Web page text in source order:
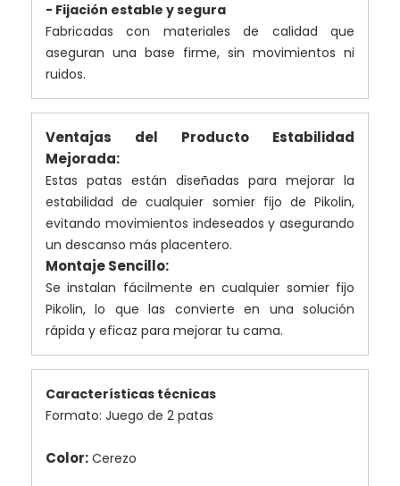
- Fijación estable y segura
Fabricadas con materiales de calidad que
aseguran una base firme, sin movimientos ni
ruidos.
Ventajas del Producto Estabilidad
Mejorada:
Estas patas están diseñadas para mejorar la
estabilidad de cualquier somier fijo de Pikolin,
evitando movimientos indeseados y asegurando
un descanso más placentero.
Montaje Sencillo:
Se instalan fácilmente en cualquier somier fijo
Pikolin, lo que las convierte en una solución
rápida y eficaz para mejorar tu cama.
Características técnicas
Formato: Juego de 2 patas
Color: Cerezo